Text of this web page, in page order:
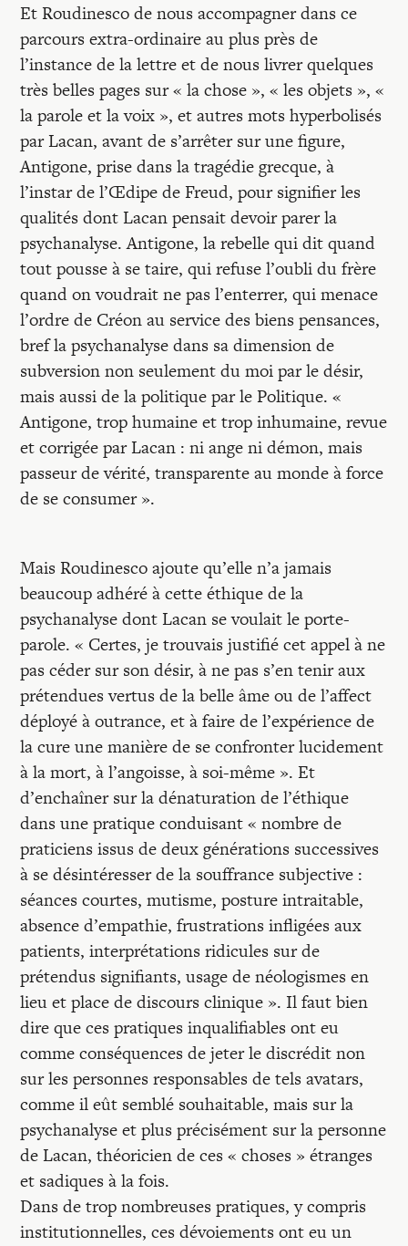
Et Roudinesco de nous accompagner dans ce
parcours extra-ordinaire au plus près de
l’instance de la lettre et de nous livrer quelques
très belles pages sur « la chose », « les objets », «
la parole et la voix », et autres mots hyperbolisés
par Lacan, avant de s’arrêter sur une figure,
Antigone, prise dans la tragédie grecque, à
l’instar de l’Œdipe de Freud, pour signifier les
qualités dont Lacan pensait devoir parer la
psychanalyse. Antigone, la rebelle qui dit quand
tout pousse à se taire, qui refuse l’oubli du frère
quand on voudrait ne pas l’enterrer, qui menace
l’ordre de Créon au service des biens pensances,
bref la psychanalyse dans sa dimension de
subversion non seulement du moi par le désir,
mais aussi de la politique par le Politique. «
Antigone, trop humaine et trop inhumaine, revue
et corrigée par Lacan : ni ange ni démon, mais
passeur de vérité, transparente au monde à force
de se consumer ».
Mais Roudinesco ajoute qu’elle n’a jamais
beaucoup adhéré à cette éthique de la
psychanalyse dont Lacan se voulait le porte-
parole. « Certes, je trouvais justifié cet appel à ne
pas céder sur son désir, à ne pas s’en tenir aux
prétendues vertus de la belle âme ou de l’affect
déployé à outrance, et à faire de l’expérience de
la cure une manière de se confronter lucidement
à la mort, à l’angoisse, à soi-même ». Et
d’enchaîner sur la dénaturation de l’éthique
dans une pratique conduisant « nombre de
praticiens issus de deux générations successives
à se désintéresser de la souffrance subjective :
séances courtes, mutisme, posture intraitable,
absence d’empathie, frustrations infligées aux
patients, interprétations ridicules sur de
prétendus signifiants, usage de néologismes en
lieu et place de discours clinique ». Il faut bien
dire que ces pratiques inqualifiables ont eu
comme conséquences de jeter le discrédit non
sur les personnes responsables de tels avatars,
comme il eût semblé souhaitable, mais sur la
psychanalyse et plus précisément sur la personne
de Lacan, théoricien de ces « choses » étranges
et sadiques à la fois.
Dans de trop nombreuses pratiques, y compris
institutionnelles, ces dévoiements ont eu un